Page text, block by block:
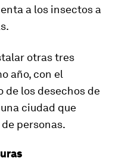
a los insectos a
otras tres
año, con el
de los desechos de
ciudad que
personas.